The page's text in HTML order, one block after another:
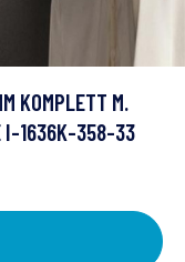
KOMPLETT M.
I-1636K-358-33